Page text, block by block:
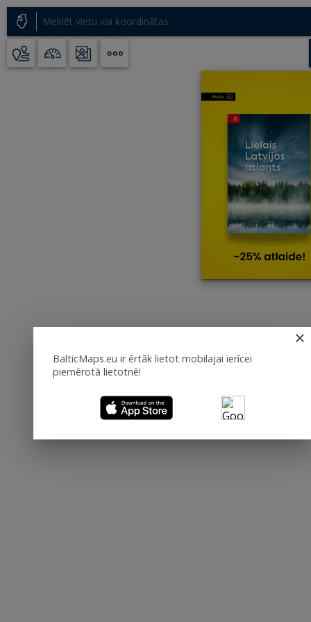
BalticMaps.eu ir ērtāk lietot mobilajai ierīcei
piemērotā lietotnē!